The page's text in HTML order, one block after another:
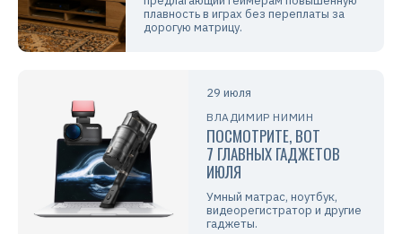
плавность в играх без переплаты за
дорогую матрицу.
29 июля
ВЛАДИМИР НИМИН
ПОСМОТРИТЕ, ВОТ
7 ГЛАВНЫХ ГАДЖЕТОВ
ИЮЛЯ
Умный матрас, ноутбук,
видеорегистратор и другие
гаджеты.